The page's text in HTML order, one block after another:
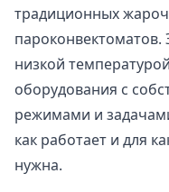
традиционных
пароконвектоматов.
низкой
оборудования с
режимами и
как работает и для
нужна.